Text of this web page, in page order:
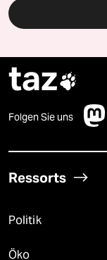
taz
Folgen Sie uns
Ressorts
Politik
Öko